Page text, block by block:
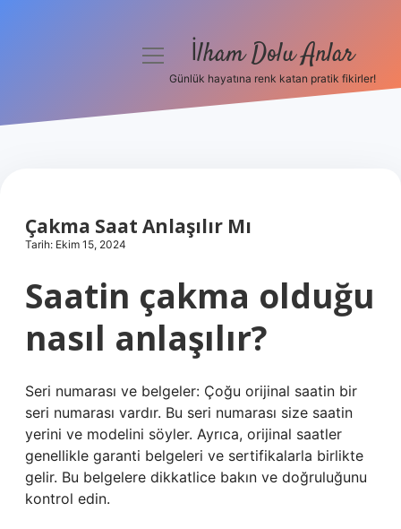
Hakkımızda
menüyü İlham Dolu Anlar
Günlük hayatına renk katan pratik fikirler!
Çakma Saat Anlaşılır Mı
Tarih: Ekim 15, 2024
Saatin çakma olduğu
nasıl anlaşılır?
Seri numarası ve belgeler: Çoğu orijinal saatin bir
seri numarası vardır. Bu seri numarası size saatin
yerini ve modelini söyler. Ayrıca, orijinal saatler
genellikle garanti belgeleri ve sertifikalarla birlikte
gelir. Bu belgelere dikkatlice bakın ve doğruluğunu
kontrol edin.